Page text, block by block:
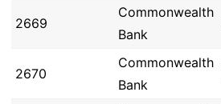
2669
Commonwealth
Bank
2670
Commonwealth
Bank